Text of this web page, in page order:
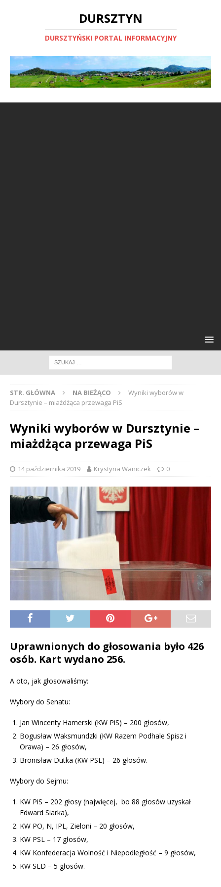
DURSZTYN
DURSZTYŃSKI PORTAL INFORMACYJNY
STR. GŁÓWNA NA BIEŻĄCO
Wyniki wyborów w
Dursztynie – miażdżąca przewaga PiS
Wyniki wyborów w Dursztynie –
miażdżąca przewaga PiS
14 października 2019 Krystyna Waniczek 0
Uprawnionych do głosowania było 426
osób. Kart wydano 256.
A oto, jak głosowaliśmy:
Wybory do Senatu:
Jan Wincenty Hamerski (KW PiS) – 200 głosów,
Bogusław Waksmundzki (KW Razem Podhale Spisz i
Orawa) – 26 głosów,
Bronisław Dutka (KW PSL) – 26 głosów.
Wybory do Sejmu:
KW PiS – 202 głosy (najwięcej, bo 88 głosów uzyskał
Edward Siarka),
KW PO, N, IPL, Zieloni – 20 głosów,
KW PSL – 17 głosów,
KW Konfederacja Wolność i Niepodległość – 9 głosów,
KW SLD – 5 głosów.